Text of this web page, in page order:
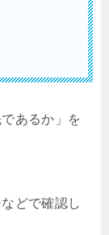
あるか」を
どで確認し